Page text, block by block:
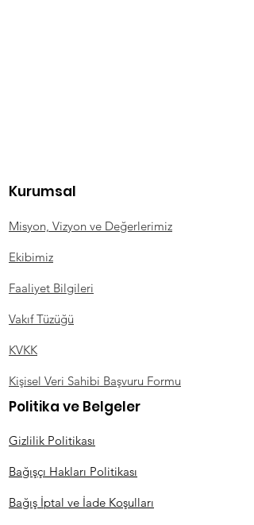
Kurumsal
Misyon, Vizyon ve Değerlerimiz
Ekibimiz
Faaliyet Bilgileri
Vakıf Tüzüğü
KVKK
Kişisel Veri Sahibi Başvuru Formu
Politika ve Belgeler
Gizlilik Politikası
Bağışçı Hakları Politikası
Bağış İptal ve İade Koşulları